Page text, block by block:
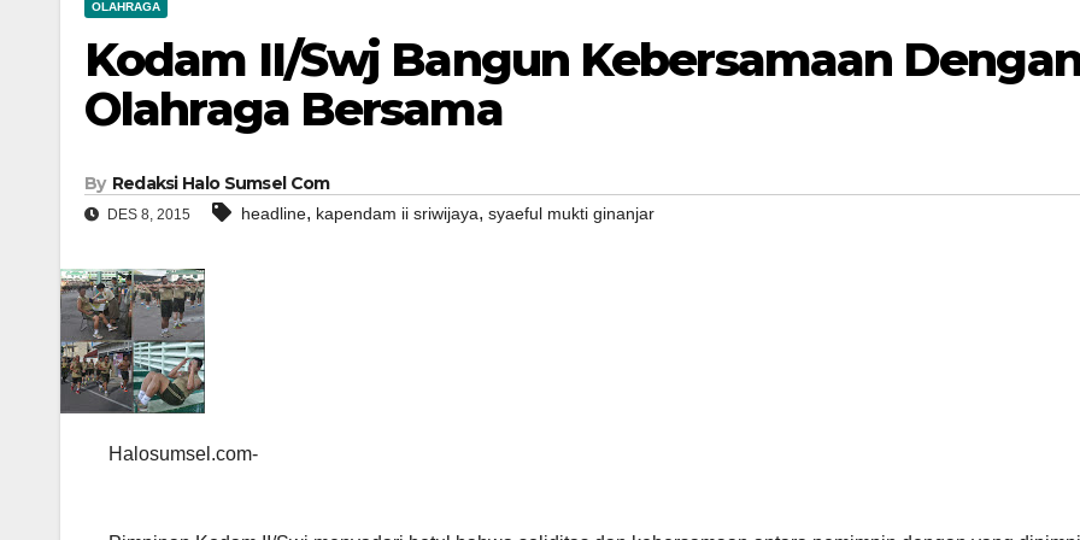
OLAHRAGA
Kodam II/Swj Bangun Kebersamaan
Olahraga Bersama
By Redaksi Halo Sumsel Com
DES 8, 2015 headline, kapendam ii sriwijaya, syaeful mukti ginanjar
Halosumsel.com-